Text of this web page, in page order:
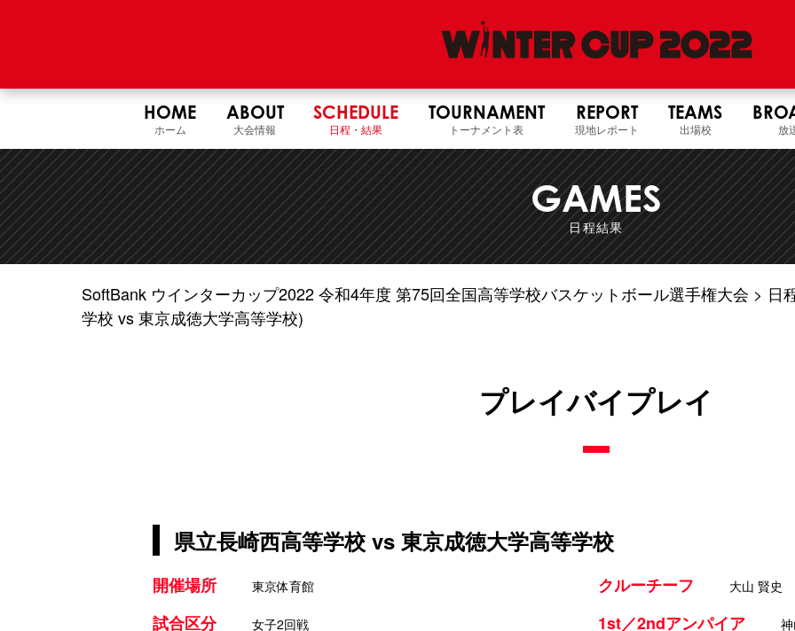
HOME
ホーム
ABOUT
大会情報
SCHEDULE
日程・結果
TOURNAMENT
トーナメント表
REPORT
現地レポート
TEAMS
出場校 放
GAMES
日程結果
SoftBank ウインターカップ2022 令和4年度 第75回全国高等学校バスケットボール選手権大会 日
学校 vs 東京成徳大学高等学校)
プレイバイプレイ
県立長崎西高等学校 vs 東京成徳大学高等学校
開催場所 東京体育館
試合区分 女子2回戦
クルーチーフ 大山 賢史
1st／2ndアンパイア